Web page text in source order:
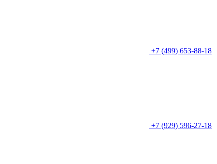
+7 (499) 653-88-18
+7 (929) 596-27-18